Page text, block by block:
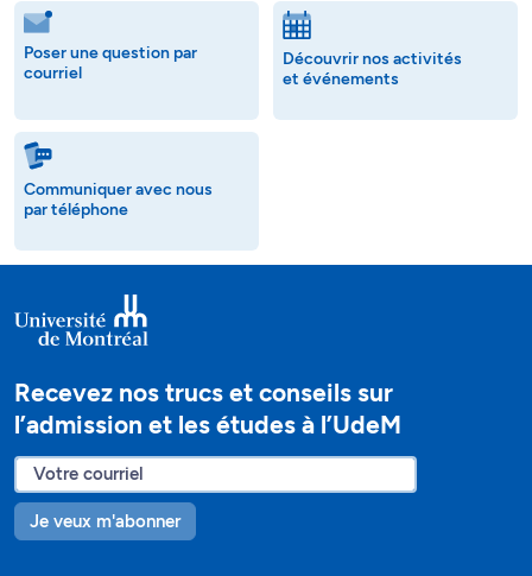
Poser une question par
courriel
Découvrir nos activités
et événements
Communiquer avec nous
par téléphone
Recevez nos trucs et conseils sur
l’admission et les études à l’UdeM
Je veux m'abonner